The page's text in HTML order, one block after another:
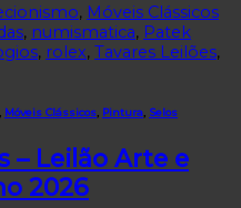
, Móveis Clássicos
, numismatica, Patek
, rolex, Tavares Leilões,
, Móveis Clássicos, Pintura, Selos
– Leilão Arte e
2026